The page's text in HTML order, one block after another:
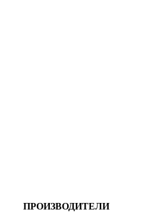
ПРОИЗВОДИТЕЛИ